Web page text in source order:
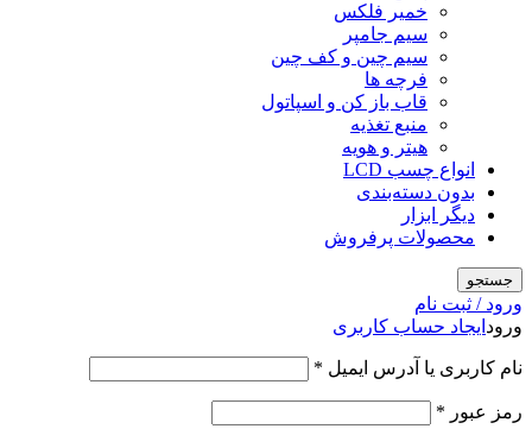
خمیر فلکس
سیم جامپر
سیم چین و کف چین
فرچه ها
قاب باز کن و اسپاتول
منبع تغذیه
هیتر و هویه
انواع چسب LCD
بدون دسته‌بندی
دیگر ابزار
محصولات پرفروش
جستجو
ورود / ثبت نام
ورود ایجاد حساب کاربری
نام کاربری یا آدرس ایمیل *
رمز عبور *